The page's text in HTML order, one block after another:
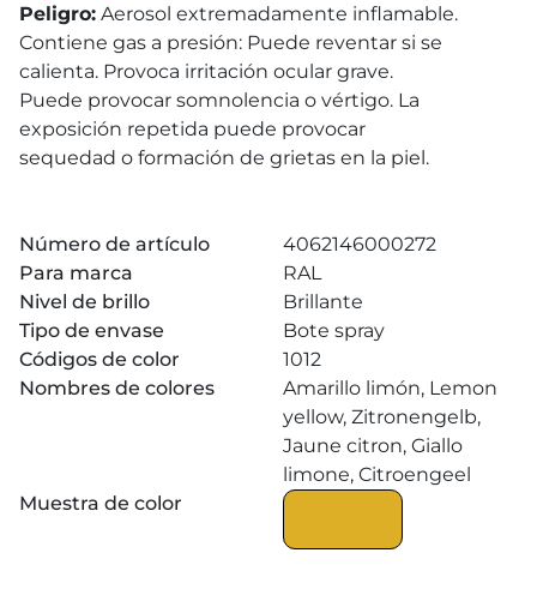
Peligro: Aerosol extremadamente inflamable.
Contiene gas a presión: Puede reventar si se
calienta. Provoca irritación ocular grave.
Puede provocar somnolencia o vértigo. La
exposición repetida puede provocar
sequedad o formación de grietas en la piel.
Número de artículo
4062146000272
Para marca
RAL
Nivel de brillo
Brillante
Tipo de envase
Bote spray
Códigos de color
1012
Nombres de colores
Amarillo limón, Lemon
yellow, Zitronengelb,
Jaune citron, Giallo
limone, Citroengeel
Muestra de color